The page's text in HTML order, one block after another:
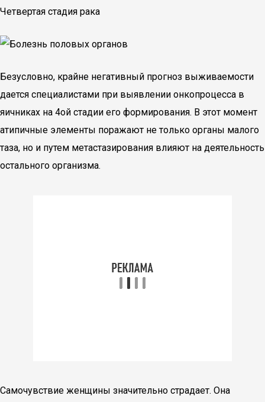
Четвертая стадия рака
Безусловно, крайне негативный прогноз выживаемости
дается специалистами при выявлении онкопроцесса в
яичниках на 4ой стадии его формирования. В этот момент
атипичные элементы поражают не только органы малого
таза, но и путем метастазирования влияют на деятельность
остального организма.
Самочувствие женщины значительно страдает. Она